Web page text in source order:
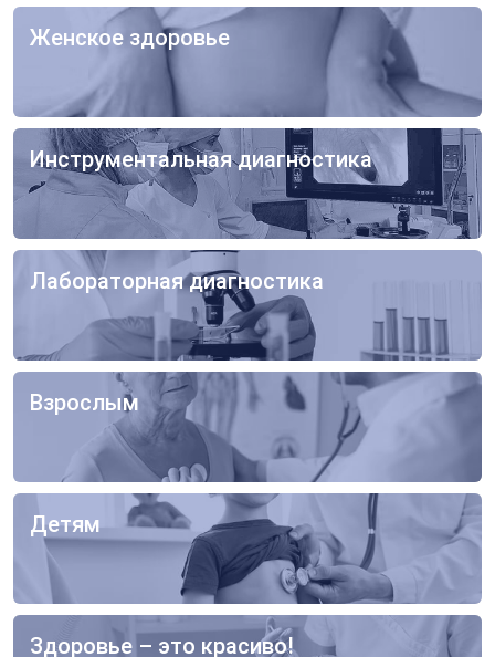
Женское здоровье
Женское здоровье
Инструментальная диагностика
Инструментальная диагностика
Лабораторная диагностика
Лабораторная диагностика
Взрослым
Взрослым
Детям
Детям
Здоровье – это красиво!
Здоровье – это красиво!
Оставьте ваши контактные
данные
Отправить
Отправляя данные я даю согласие наобработку
персональных данных.
Спасибо!
Мы получили ваше обращение.
Оператор позвонит Вам в ближайшее
время.